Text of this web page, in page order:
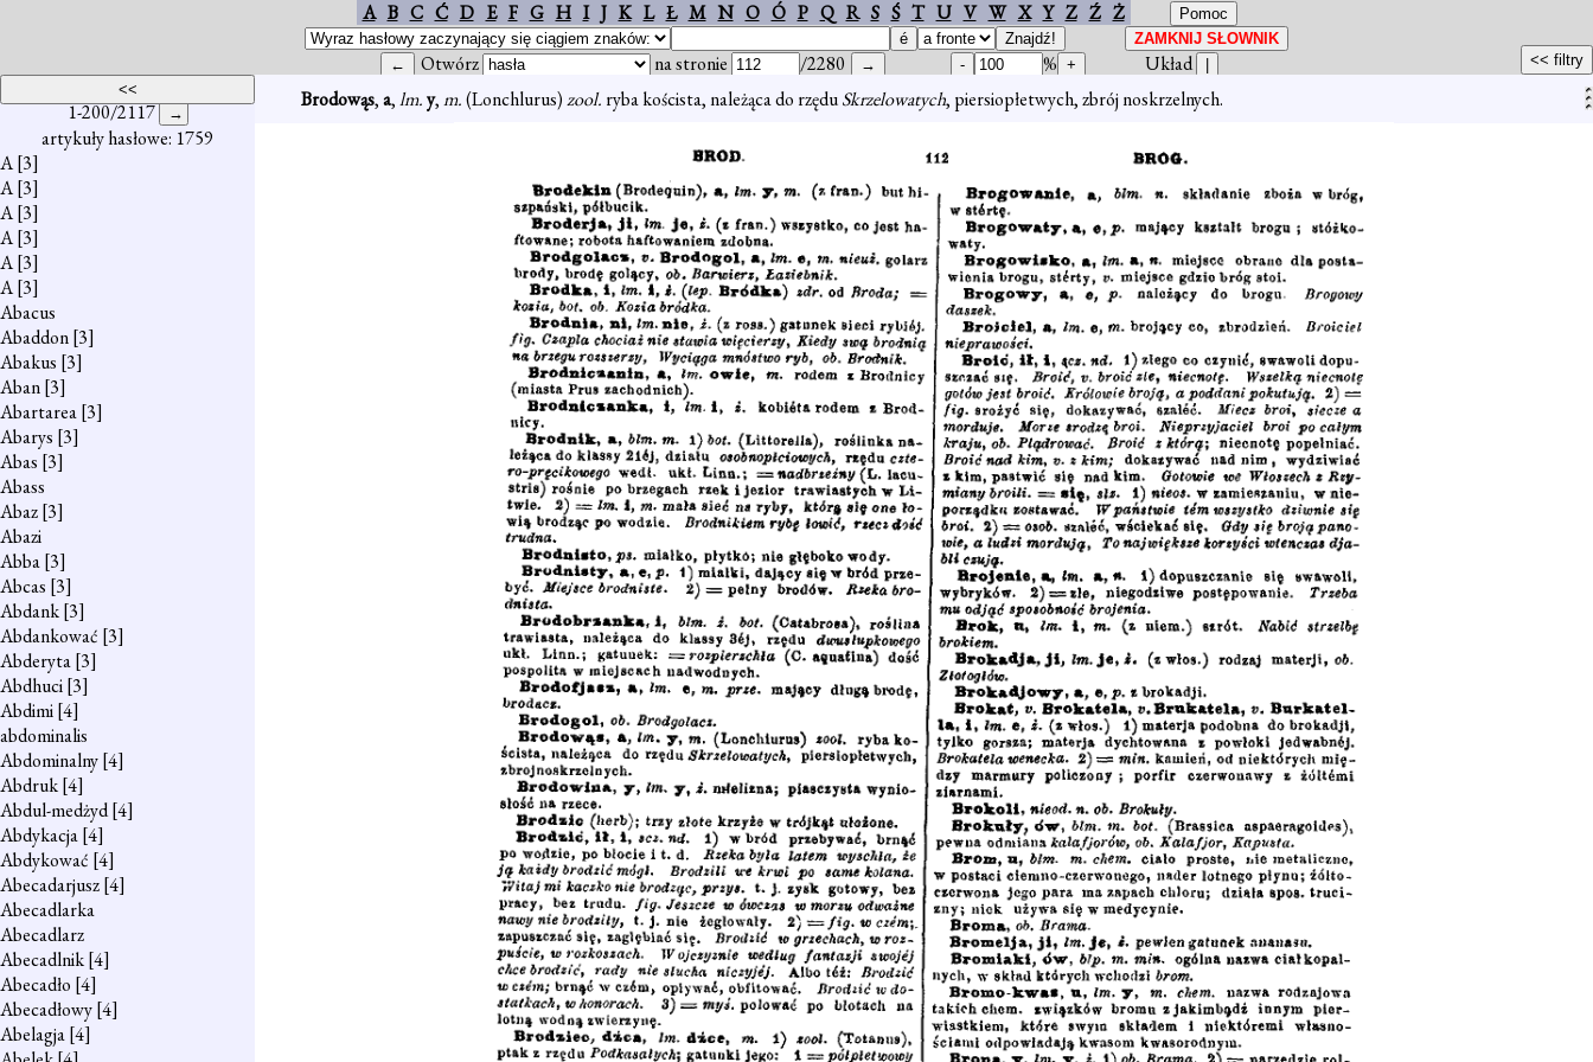
A B C Ć D E F G H I J K L Ł M N O Ó P Q R S Ś T U V W X Y Z Ź Ż
Otwórz na stronie /2280 %
Układ
1-200/2117
artykuły hasłowe: 1759
A[3]
A[3]
A[3]
A[3]
A[3]
A[3]
Abacus
Abaddon[3]
Abakus [3]
Aban[3]
Abartarea[3]
Abarys [3]
Abas [3]
Abass
Abaz[3]
Abazi
Abba[3]
Abcas [3]
Abdank[3]
Abdankować [3]
Abderyta[3]
Abdhuci[3]
Abdimi[4]
abdominalis
Abdominalny[4]
Abdruk[4]
Abdul-medżyd[4]
Abdykacja[4]
Abdykować [4]
Abecadarjusz[4]
Abecadlarka
Abecadlarz
Abecadlnik[4]
Abecadło [4]
Abecadłowy[4]
Abelagja[4]
Brodowąs,a,lm.y,m.(Lonchlurus)zool. ryba koścista, należąca do rzęduSkrzelowatych, piersiopłetwych, zbrój noskrzelnych.